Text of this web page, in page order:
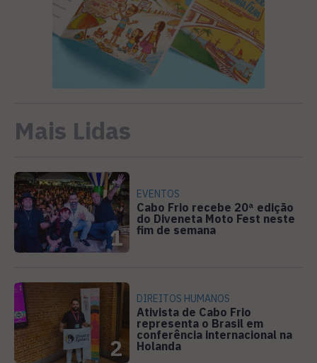
Mais Lidas
1
EVENTOS
Cabo Frio recebe 20ª edição
do Diveneta Moto Fest neste
fim de semana
2
DIREITOS HUMANOS
Ativista de Cabo Frio
representa o Brasil em
conferência internacional na
Holanda